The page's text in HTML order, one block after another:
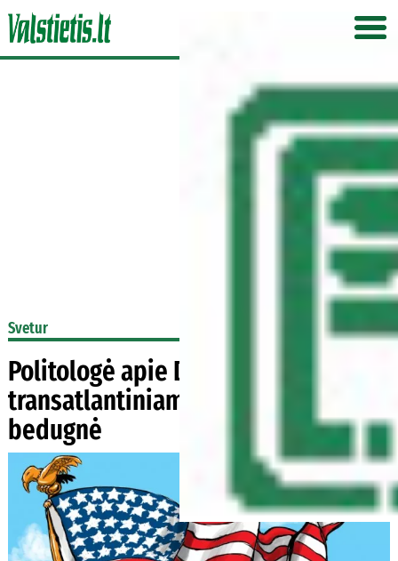
Svetur
Politologė apie D. Trumpo valdymą:
transatlantiniam traukiniui gresia
bedugnė